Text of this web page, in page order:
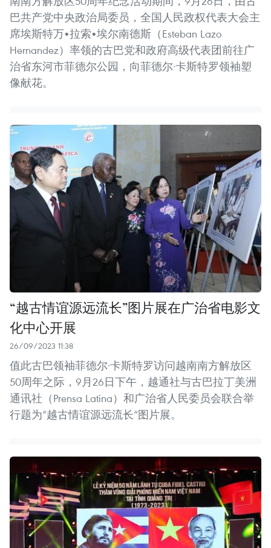
巴共产党中央政治局委员，全国人民政权代表大会主
席埃斯特万•拉索•埃尔南德斯（Esteban Lazo
Hernandez）率领的古巴党和政府高级代表团前往广
治省东河市菲德尔公园，向菲德尔·卡斯特罗领袖塑
像献花。
“越古情谊源远流长”图片展在广治省电影文
化中心开展
26/09/2023 11:38
值此古巴领袖菲德尔·卡斯特罗访问越南南方解放区
50周年之际，9月26日下午，越通社与古巴拉丁美洲
通讯社（Prensa Latina）和广治省人民委员会联合举
行题为“越古情谊源远流长”图片展。